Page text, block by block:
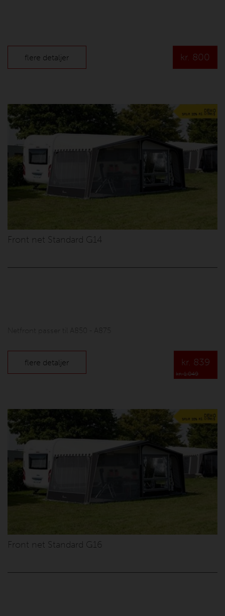
flere detaljer kr. 800
Front net Standard G14
Netfront passer til A850 - A875
flere detaljer kr. 839
kr. 1.049
Front net Standard G16